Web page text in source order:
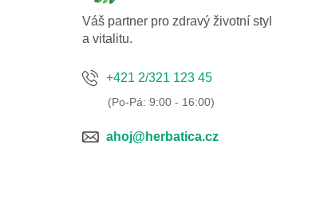
Váš partner pro zdravý životní styl
a vitalitu.
+421 2/321 123 45
ahoj@herbatica.cz